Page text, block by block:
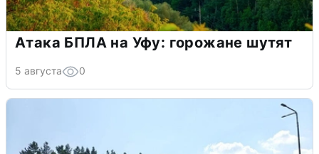
Атака БПЛА на Уфу: горожане шутят
5 августа 0